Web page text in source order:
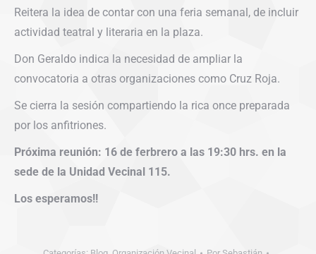
Reitera la idea de contar con una feria semanal, de incluir
actividad teatral y literaria en la plaza.
Don Geraldo indica la necesidad de ampliar la
convocatoria a otras organizaciones como Cruz Roja.
Se cierra la sesión compartiendo la rica once preparada
por los anfitriones.
Próxima reunión: 16 de ferbrero a las 19:30 hrs. en la
sede de la Unidad Vecinal 115.
Los esperamos!!